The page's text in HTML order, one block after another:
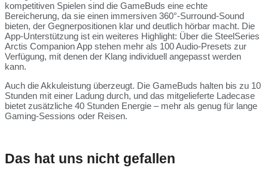
kompetitiven Spielen sind die GameBuds eine echte
Bereicherung, da sie einen immersiven 360°-Surround-Sound
bieten, der Gegnerpositionen klar und deutlich hörbar macht. Die
App-Unterstützung ist ein weiteres Highlight: Über die SteelSeries
Arctis Companion App stehen mehr als 100 Audio-Presets zur
Verfügung, mit denen der Klang individuell angepasst werden
kann.
Auch die Akkuleistung überzeugt. Die GameBuds halten bis zu 10
Stunden mit einer Ladung durch, und das mitgelieferte Ladecase
bietet zusätzliche 40 Stunden Energie – mehr als genug für lange
Gaming-Sessions oder Reisen.
Das hat uns nicht gefallen